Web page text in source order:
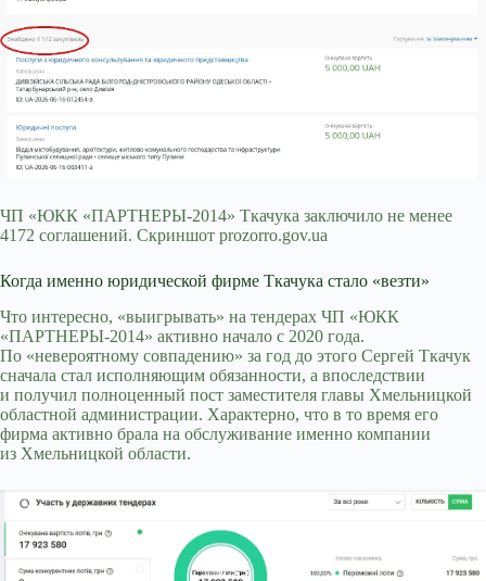
ЧП «ЮКК «ПАРТНЕРЫ-2014» Ткачука заключило не менее
4172 соглашений. Скриншот prozorro.gov.ua
Когда именно юридической фирме Ткачука стало «везти»
Что интересно, «выигрывать» на тендерах ЧП «ЮКК
«ПАРТНЕРЫ-2014» активно начало с 2020 года.
По «невероятному совпадению» за год до этого Сергей Ткачук
сначала стал исполняющим обязанности, а впоследствии
и получил полноценный пост заместителя главы Хмельницкой
областной администрации. Характерно, что в то время его
фирма активно брала на обслуживание именно компании
из Хмельницкой области.